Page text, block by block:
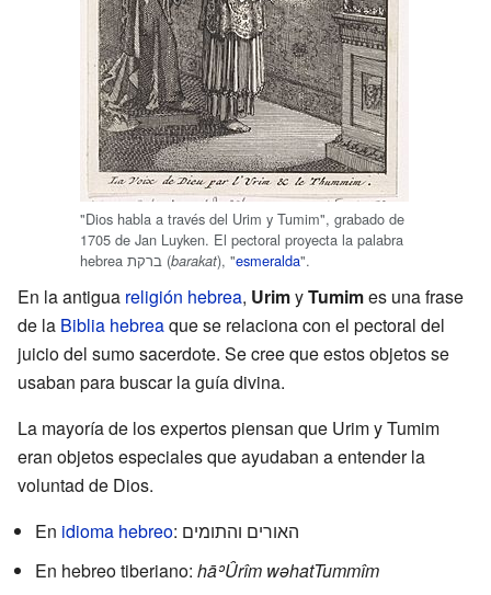
"Dios habla a través del Urim y Tumim", grabado de
1705 de Jan Luyken. El pectoral proyecta la palabra
hebrea ברקת (barakat), "esmeralda".
En la antigua religión hebrea, UrimyTumimes una frase
de la Biblia hebreaque se relaciona con el pectoral del
juicio del sumo sacerdote. Se cree que estos objetos se
usaban para buscar la guía divina.
La mayoría de los expertos piensan que Urim y Tumim
eran objetos especiales que ayudaban a entender la
voluntad de Dios.
En idioma hebreo : האורים והתומים
En hebreo tiberiano: hāʾÛrîm wəhatTummîm